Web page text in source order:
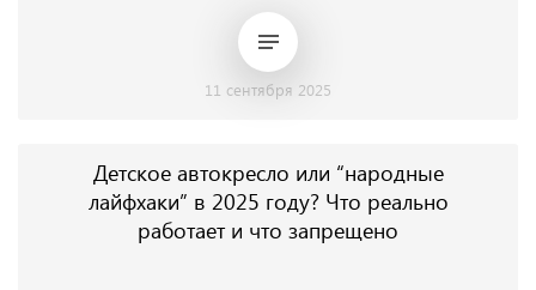
11 сентября 2025
Детское автокресло или “народные
лайфхаки” в 2025 году? Что реально
работает и что запрещено